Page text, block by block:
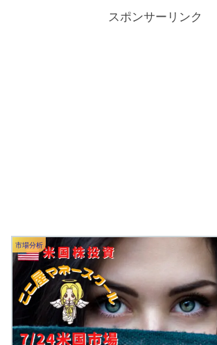
スポンサーリンク
市場分析